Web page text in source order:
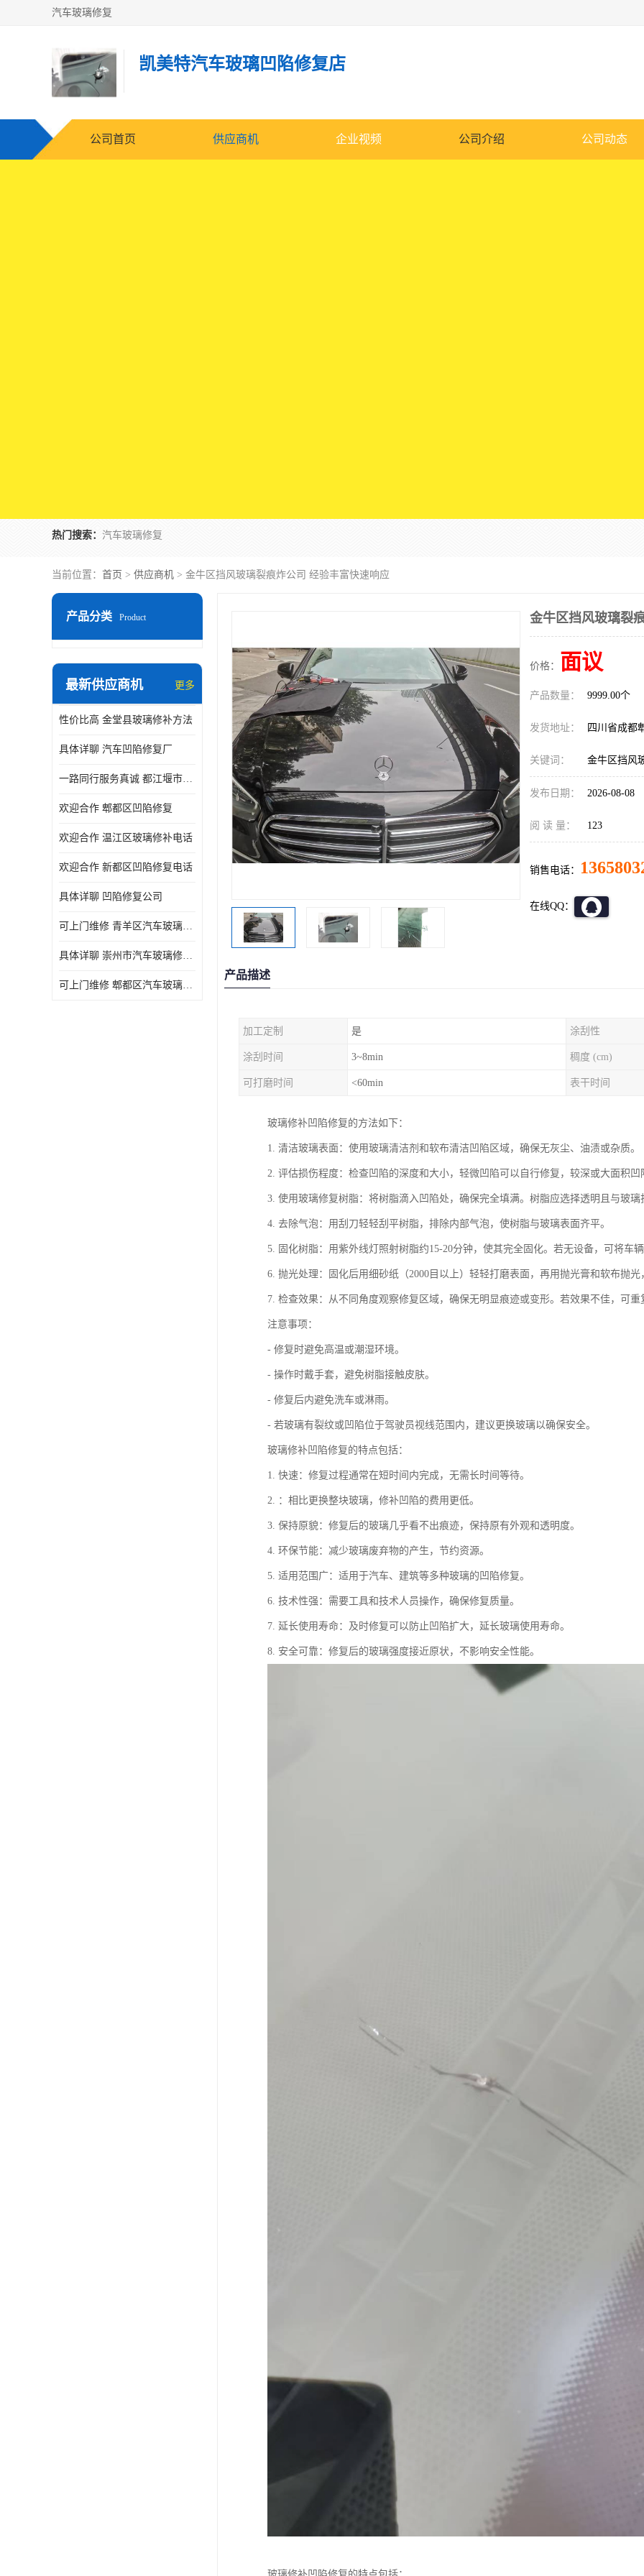
汽车玻璃修复
凯美特汽车玻璃凹陷修复店
公司首页 供应商机 企业视频 公司介绍 公司动态
热门搜索： 汽车玻璃修复
当前位置： 首页 > 供应商机 > 金牛区挡风玻璃裂痕炸公司 经验丰富快速响应
产品分类 Product
最新供应商机 更多
性价比高 金堂县玻璃修补方法
具体详聊 汽车凹陷修复厂
一路同行服务真诚 都江堰市凹陷修复厂商直供
欢迎合作 郫都区凹陷修复
欢迎合作 温江区玻璃修补电话
欢迎合作 新都区凹陷修复电话
具体详聊 凹陷修复公司
可上门维修 青羊区汽车玻璃修补公司
具体详聊 崇州市汽车玻璃修补厂家
可上门维修 郫都区汽车玻璃修补电话
金牛区挡风玻璃裂
价格： 面议
产品数量： 9999.00个
发货地址： 四川省成都
关键词： 金牛区挡风
发布日期： 2026-08-08
阅 读 量： 123
销售电话：
在线QQ：
产品描述
加工定制 是 涂刮性
涂刮时间 3~8min 稠度 (cm)
可打磨时间 <60min 表干时间
玻璃修补凹陷修复的方法如下：
1. 清洁玻璃表面：使用玻璃清洁剂和软布清洁凹陷区域，确保无灰尘、油渍或杂质。
2. 评估损伤程度：检查凹陷的深度和大小，轻微凹陷可以自行修复，较深或大面积凹
3. 使用玻璃修复树脂：将树脂滴入凹陷处，确保完全填满。树脂应选择透明且与玻璃
4. 去除气泡：用刮刀轻轻刮平树脂，排除内部气泡，使树脂与玻璃表面齐平。
5. 固化树脂：用紫外线灯照射树脂约15-20分钟，使其完全固化。若无设备，可将车
6. 抛光处理：固化后用细砂纸（2000目以上）轻轻打磨表面，再用抛光膏和软布抛光
7. 检查效果：从不同角度观察修复区域，确保无明显痕迹或变形。若效果不佳，可重
注意事项：
- 修复时避免高温或潮湿环境。
- 操作时戴手套，避免树脂接触皮肤。
- 修复后内避免洗车或淋雨。
- 若玻璃有裂纹或凹陷位于驾驶员视线范围内，建议更换玻璃以确保安全。
玻璃修补凹陷修复的特点包括：
1. 快速：修复过程通常在短时间内完成，无需长时间等待。
2. ：相比更换整块玻璃，修补凹陷的费用更低。
3. 保持原貌：修复后的玻璃几乎看不出痕迹，保持原有外观和透明度。
4. 环保节能：减少玻璃废弃物的产生，节约资源。
5. 适用范围广：适用于汽车、建筑等多种玻璃的凹陷修复。
6. 技术性强：需要工具和技术人员操作，确保修复质量。
7. 延长使用寿命：及时修复可以防止凹陷扩大，延长玻璃使用寿命。
8. 安全可靠：修复后的玻璃强度接近原状，不影响安全性能。